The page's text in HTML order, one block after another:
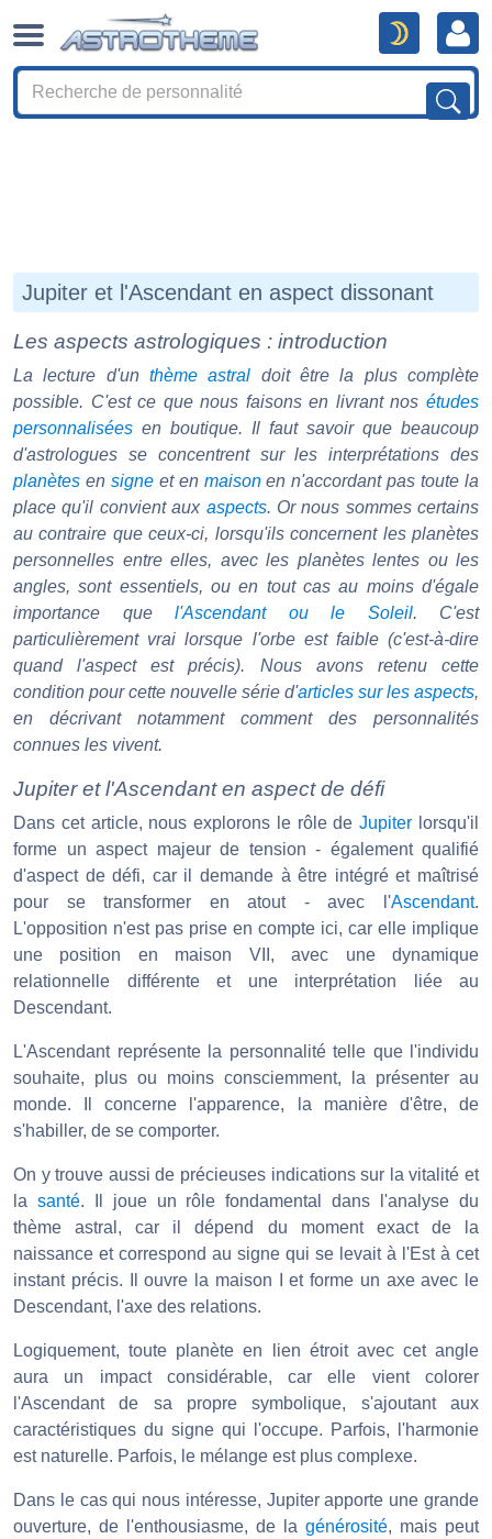
Jupiter et l'Ascendant en aspect dissonant
Les aspects astrologiques : introduction
La lecture d'un thème astral doit être la plus complète
possible. C'est ce que nous faisons en livrant nos études
personnalisées en boutique. Il faut savoir que beaucoup
d'astrologues se concentrent sur les interprétations des
planètes en signeet en maisonen n'accordant pas toute la
place qu'il convient aux aspects. Or nous sommes certains
au contraire que ceux-ci, lorsqu'ils concernent les planètes
personnelles entre elles, avec les planètes lentes ou les
angles, sont essentiels, ou en tout cas au moins d'égale
importance que l'Ascendant ou le Soleil. C'est
particulièrement vrai lorsque l'orbe est faible (c'est-à-dire
quand l'aspect est précis). Nous avons retenu cette
condition pour cette nouvelle série d'articles sur les aspects,
en décrivant notamment comment des personnalités
connues les vivent.
Jupiter et l'Ascendant en aspect de défi
Dans cet article, nous explorons le rôle deJupiter lorsqu'il
forme un aspect majeur de tension - également qualifié
d'aspect de défi, car il demande à être intégré et maîtrisé
pour se transformer en atout - avec l'Ascendant.
L'opposition n'est pas prise en compte ici, car elle implique
une position en maison VII, avec une dynamique
relationnelle différente et une interprétation liée au
Descendant.
L'Ascendant représente la personnalité telle que l'individu
souhaite, plus ou moins consciemment, la présenter au
monde. Il concerne l'apparence, la manière d'être, de
s'habiller, de se comporter.
On y trouve aussi de précieuses indications sur la vitalité et
la santé. Il joue un rôle fondamental dans l'analyse du
thème astral, car il dépend du moment exact de la
naissance et correspond au signe qui se levait à l'Est à cet
instant précis. Il ouvre la maison I et forme un axe avec le
Descendant, l'axe des relations.
Logiquement, toute planète en lien étroit avec cet angle
aura un impact considérable, car elle vient colorer
l'Ascendant de sa propre symbolique, s'ajoutant aux
caractéristiques du signe qui l'occupe. Parfois, l'harmonie
est naturelle. Parfois, le mélange est plus complexe.
Dans le cas qui nous intéresse, Jupiter apporte une grande
ouverture, de l'enthousiasme, de la générosité, mais peut